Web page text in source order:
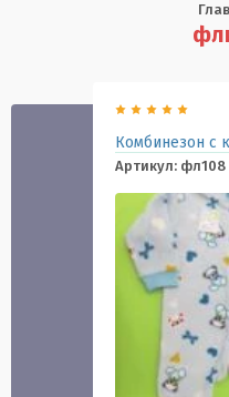
Комбинезон с
Артикул: фл108